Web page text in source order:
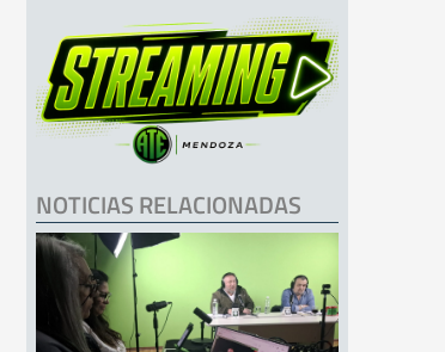
NOTICIAS RELACIONADAS